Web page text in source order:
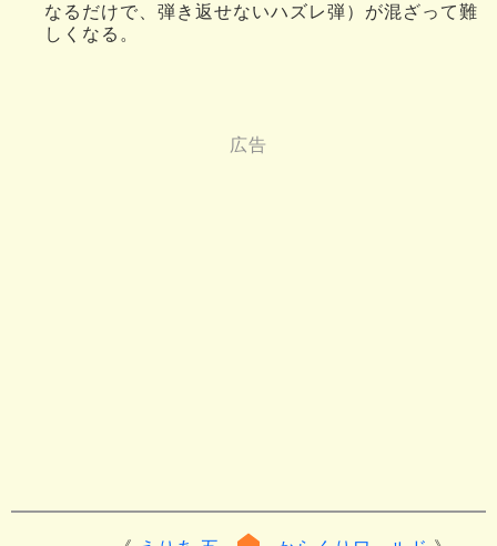
なるだけで、弾き返せないハズレ弾）が混ざって難
しくなる。